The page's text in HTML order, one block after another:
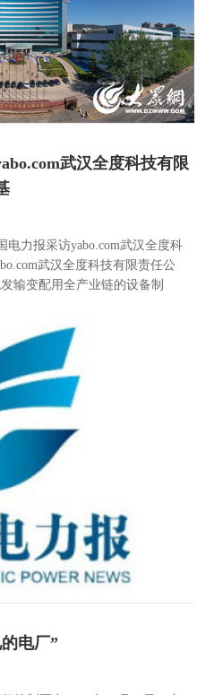
武汉全度科技有限
力报采访yabo.com武汉全度科
武汉全度科技有限责任公
输变配用全产业链的设备制
电厂”